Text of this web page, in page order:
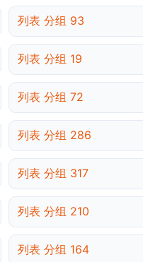
列表 分组 93
列表 分组 19
列表 分组 72
列表 分组 286
列表 分组 317
列表 分组 210
列表 分组 164